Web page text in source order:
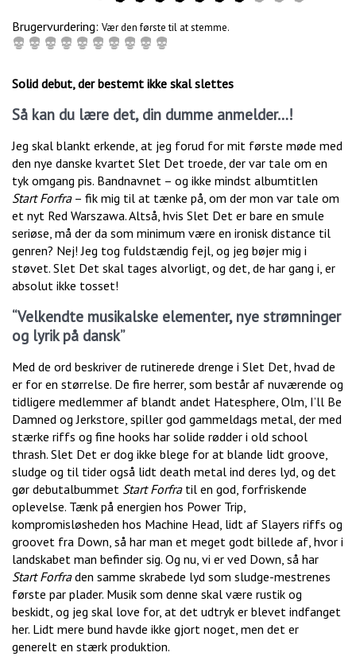
Brugervurdering: Vær den første til at stemme.
Solid debut, der bestemt ikke skal slettes
Så kan du lære det, din dumme anmelder…!
Jeg skal blankt erkende, at jeg forud for mit første møde med
den nye danske kvartet Slet Det troede, der var tale om en
tyk omgang pis. Bandnavnet – og ikke mindst albumtitlen
Start Forfra– fik mig til at tænke på, om der mon var tale om
et nyt Red Warszawa. Altså, hvis Slet Det er bare en smule
seriøse, må der da som minimum være en ironisk distance til
genren? Nej! Jeg tog fuldstændig fejl, og jeg bøjer mig i
støvet. Slet Det skal tages alvorligt, og det, de har gang i, er
absolut ikke tosset!
“Velkendte musikalske elementer, nye strømninger
og lyrik på dansk”
Med de ord beskriver de rutinerede drenge i Slet Det, hvad de
er for en størrelse. De fire herrer, som består af nuværende og
tidligere medlemmer af blandt andet Hatesphere, Olm, I’ll Be
Damned og Jerkstore, spiller god gammeldags metal, der med
stærke riffs og fine hooks har solide rødder i old school
thrash. Slet Det er dog ikke blege for at blande lidt groove,
sludge og til tider også lidt death metal ind deres lyd, og det
gør debutalbummet Start Forfratil en god, forfriskende
oplevelse. Tænk på energien hos Power Trip,
kompromisløsheden hos Machine Head, lidt af Slayers riffs og
groovet fra Down, så har man et meget godt billede af, hvor i
landskabet man befinder sig. Og nu, vi er ved Down, så har
Start Forfraden samme skrabede lyd som sludge-mestrenes
første par plader. Musik som denne skal være rustik og
beskidt, og jeg skal love for, at det udtryk er blevet indfanget
her. Lidt mere bund havde ikke gjort noget, men det er
generelt en stærk produktion.